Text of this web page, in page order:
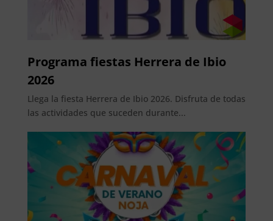
Programa fiestas Herrera de Ibio
2026
Llega la fiesta Herrera de Ibio 2026. Disfruta de todas
las actividades que suceden durante...